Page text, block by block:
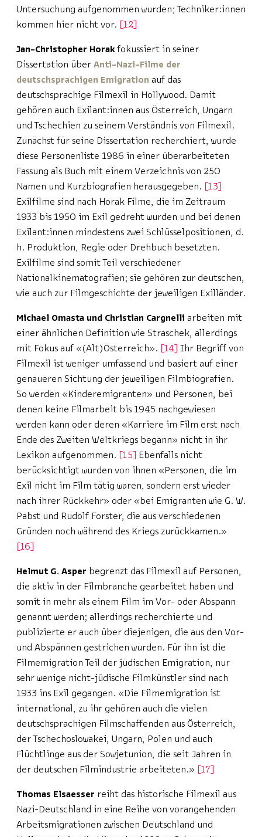
Untersuchung aufgenommen wurden; Techniker:innen
kommen hier nicht vor.
12
Jan-Christopher Horakfokussiert in seiner
Dissertation über Anti-Nazi-Filme der
deutschsprachigen Emigration auf das
deutschsprachige Filmexil in Hollywood. Damit
gehören auch Exilant:innen aus Österreich, Ungarn
und Tschechien zu seinem Verständnis von Filmexil.
Zunächst für seine Dissertation recherchiert, wurde
diese Personenliste 1986 in einer überarbeiteten
Fassung als Buch mit einem Verzeichnis von 250
Namen und Kurzbiografien herausgegeben.
13
Exilfilme sind nach Horak Filme, die im Zeitraum
1933 bis 1950 im Exil gedreht wurden und bei denen
Exilant:innen mindestens zwei Schlüsselpositionen, d.
h. Produktion, Regie oder Drehbuch besetzten.
Exilfilme sind somit Teil verschiedener
Nationalkinematografien; sie gehören zur deutschen,
wie auch zur Filmgeschichte der jeweiligen Exilländer.
Michael Omasta und Christian Cargnelli arbeiten mit
einer ähnlichen Definition wie Straschek, allerdings
mit Fokus auf «(Alt)Österreich».
14
Ihr Begriff von
Filmexil ist weniger umfassend und basiert auf einer
genaueren Sichtung der jeweiligen Filmbiografien.
So werden «Kinderemigranten» und Personen, bei
denen keine Filmarbeit bis 1945 nachgewiesen
werden kann oder deren «Karriere im Film erst nach
Ende des Zweiten Weltkriegs begann» nicht in ihr
Lexikon aufgenommen.
15
Ebenfalls nicht
berücksichtigt wurden von ihnen «Personen, die im
Exil nicht im Film tätig waren, sondern erst wieder
nach ihrer Rückkehr» oder «bei Emigranten wie G. W.
Pabst und Rudolf Forster, die aus verschiedenen
Gründen noch während des Kriegs zurückkamen.»
16
Helmut G. Asper begrenzt das Filmexil auf Personen,
die aktiv in der Filmbranche gearbeitet haben und
somit in mehr als einem Film im Vor- oder Abspann
genannt werden; allerdings recherchierte und
publizierte er auch über diejenigen, die aus den Vor-
und Abspännen gestrichen wurden. Für ihn ist die
Filmemigration Teil der jüdischen Emigration, nur
sehr wenige nicht-jüdische Filmkünstler sind nach
1933 ins Exil gegangen. «Die Filmemigration ist
international, zu ihr gehören auch die vielen
deutschsprachigen Filmschaffenden aus Österreich,
der Tschechoslowakei, Ungarn, Polen und auch
Flüchtlinge aus der Sowjetunion, die seit Jahren in
der deutschen Filmindustrie arbeiteten.»
17
Thomas Elsaesser reiht das historische Filmexil aus
Nazi-Deutschland in eine Reihe von vorangehenden
Arbeitsmigrationen zwischen Deutschland und